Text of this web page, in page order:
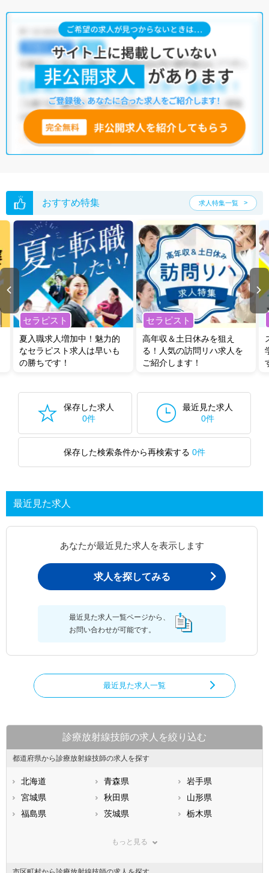
福島県には病院が127施設、クリニックが1,079施設あり、診療放射線技
師として働ける施設が豊富です。そのため、多種多様な求人の中から希
望の条件に合った職場を見つけることができるでしょう。
マイナビコメディカルでは、サイトに掲載されていない非公開求人や限
定求人も多数取り扱っております。もしご希望の条件に合った求人が見
つからない場合は、キャリアアドバイザーが非公開求人を含む中から厳
選してご紹介いたしますので、ぜひご活用ください。
※各種数字情報は2023年1月 マイナビ調べによる
福島県の放射線技師求人は10件あります。（2026年08月09日更新）
サイト上に掲載されている求人の他に、非公開求人もございます。無料
福島県の放射線技師求人では以下のような条件が人気です。
・
・正社員(正職員)
・
病院・クリニック 訪問リハビリ(在宅医療)
他の条件でも人気の求人がございますので、「こだわり条件」から検索
いただくか、お気軽にお問い合わせください。
全国の放射線技師求人から検索いただくことも可能です。
無料転職支援サービスにお申し込みいただくと、ご希望条件をヒアリン
グした上で求人をご提案いたします。
ご希望条件がまだ定まっていない方は人気の希望条件をピックアップし
た求人特集 をぜひご活用ください。
転職支援の他、情報収集や募集状況の確認も、お気軽にご相談くださ
おすすめ特集 求人特集一覧
セラピスト
夏入職求人増加中！魅力的
なセラピスト求人は早いも
の勝ちです！
セラピスト
高年収＆土日休みを狙え
る！人気の訪問リハ求人を
ご紹介します！
保存した求人
0件
最近見た求人
0件
保存した検索条件から再検索する 0件
最近見た求人
あなたが最近見た求人を表示します
求人を探してみる
最近見た求人一覧ページから、
お問い合わせが可能です。
最近見た求人一覧
診療放射線技師の求人を絞り込む
都道府県から診療放射線技師の求人を探す
北海道 青森県
岩手県
宮城県
秋田県
山形県
福島県
茨城県
栃木県
神奈川県
もっと見る